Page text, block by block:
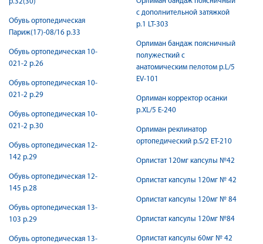
Обувь ортопедическая
Париж(17)-08/16 р.33
Обувь ортопедическая 10-
021-2 р.26
Обувь ортопедическая 10-
021-2 р.29
Обувь ортопедическая 10-
021-2 р.30
Обувь ортопедическая 12-
142 р.29
Обувь ортопедическая 12-
145 р.28
Обувь ортопедическая 13-
103 р.29
Обувь ортопедическая 13-
c дополнительной затяжкой
р.1 LT-303
Орлиман бандаж поясничный
полужесткий c
анатомическим пелотом р.L/5
EV-101
Орлиман корректор осанки
р.XL/5 E-240
Орлиман реклинатор
ортопедический р.S/2 ET-210
Орлистат 120мг капсулы №42
Орлистат капсулы 120мг № 42
Орлистат капсулы 120мг № 84
Орлистат капсулы 120мг №84
Орлистат капсулы 60мг № 42